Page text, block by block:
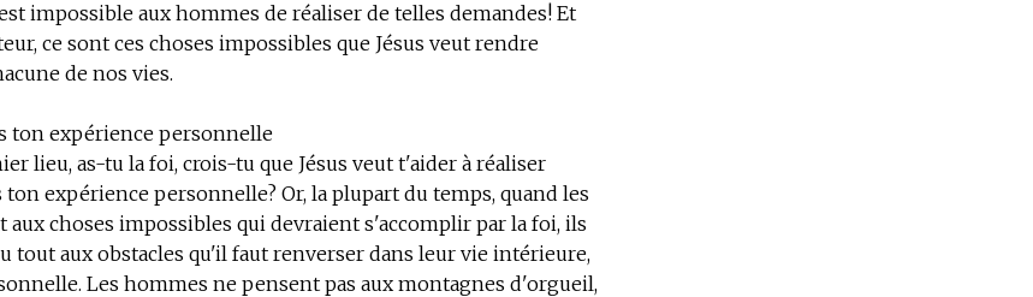
impossible aux hommes de réaliser de telles demandes! Et
ce sont ces choses impossibles que Jésus veut rendre
de nos vies.
ton expérience personnelle
lieu, as-tu la foi, crois-tu que Jésus veut t'aider à réaliser
expérience personnelle? Or, la plupart du temps, quand les
choses impossibles qui devraient s'accomplir par la foi, ils
tout aux obstacles qu'il faut renverser dans leur vie intérieure,
Les hommes ne pensent pas aux montagnes d'orgueil,